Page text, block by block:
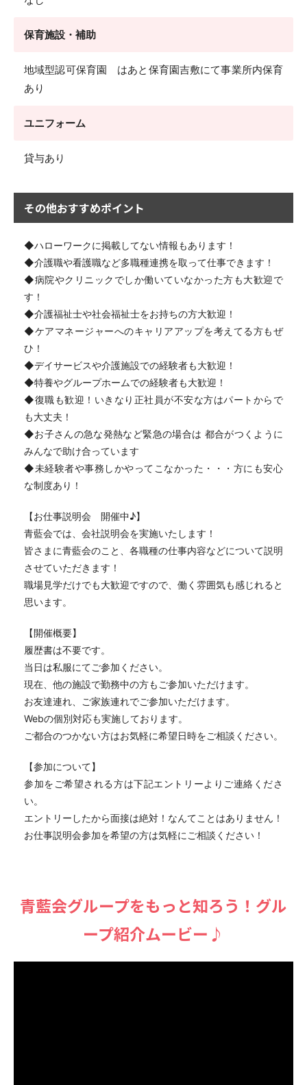
保育施設・補助
地域型認可保育園 はあと保育園吉敷にて事業所内保育
あり
ユニフォーム
貸与あり
その他おすすめポイント
◆ハローワークに掲載してない情報もあります！
◆介護職や看護職など多職種連携を取って仕事できます！
◆病院やクリニックでしか働いていなかった方も大歓迎で
す！
◆介護福祉士や社会福祉士をお持ちの方大歓迎！
◆ケアマネージャーへのキャリアアップを考えてる方もぜ
ひ！
◆デイサービスや介護施設での経験者も大歓迎！
◆特養やグループホームでの経験者も大歓迎！
◆復職も歓迎！いきなり正社員が不安な方はパートからで
も大丈夫！
◆お子さんの急な発熱など緊急の場合は 都合がつくように
みんなで助け合っています
◆未経験者や事務しかやってこなかった・・・方にも安心
な制度あり！
【お仕事説明会 開催中♪】
青藍会では、会社説明会を実施いたします！
皆さまに青藍会のこと、各職種の仕事内容などについて説明
させていただきます！
職場見学だけでも大歓迎ですので、働く雰囲気も感じれると
思います。
【開催概要】
履歴書は不要です。
当日は私服にてご参加ください。
現在、他の施設で勤務中の方もご参加いただけます。
お友達連れ、ご家族連れでご参加いただけます。
Webの個別対応も実施しております。
ご都合のつかない方はお気軽に希望日時をご相談ください。
【参加について】
参加をご希望される方は下記エントリーよりご連絡くださ
い。
エントリーしたから面接は絶対！なんてことはありません！
お仕事説明会参加を希望の方は気軽にご相談ください！
⻘藍会グループをもっと知ろう！グル
ープ紹介ムービー♪